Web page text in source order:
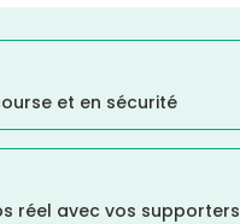
et en sécurité
réel avec vos supporters